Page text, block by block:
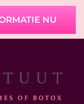
NU